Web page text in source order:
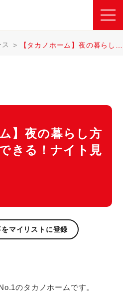
【タカノホーム】夜の暮らし方のイメージができる！ナイト見学会
】夜の暮らし方
きる！ナイト見
マイリストに登録
のタカノホームです。